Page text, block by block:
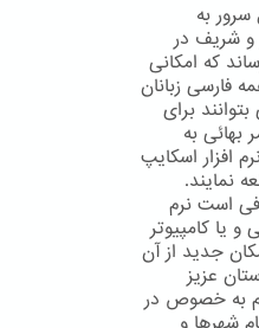
به
و شریف در
که امکانی
فارسی زبانان
برای
بهائی به
افزار اسکایپ
نمایند.
است نرم
و یا کامپیوتر
جدید از آن
عزیز
به خصوص در